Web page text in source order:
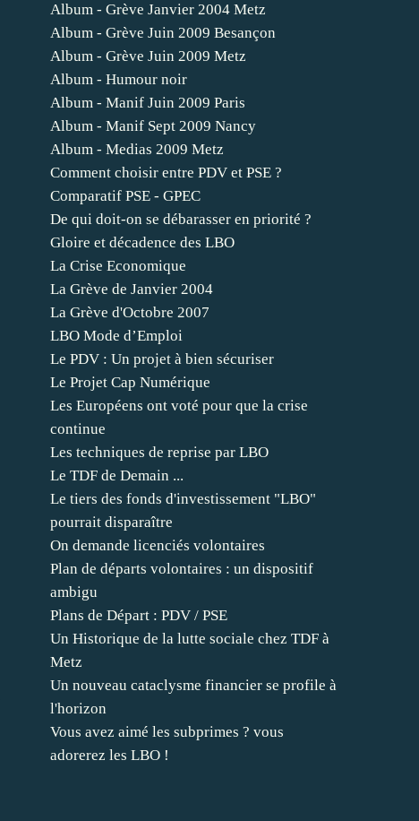
Album - Grève Janvier 2004 Metz
Album - Grève Juin 2009 Besançon
Album - Grève Juin 2009 Metz
Album - Humour noir
Album - Manif Juin 2009 Paris
Album - Manif Sept 2009 Nancy
Album - Medias 2009 Metz
Comment choisir entre PDV et PSE ?
Comparatif PSE - GPEC
De qui doit-on se débarasser en priorité ?
Gloire et décadence des LBO
La Crise Economique
La Grève de Janvier 2004
La Grève d'Octobre 2007
LBO Mode d’Emploi
Le PDV : Un projet à bien sécuriser
Le Projet Cap Numérique
Les Européens ont voté pour que la crise
continue
Les techniques de reprise par LBO
Le TDF de Demain ...
Le tiers des fonds d'investissement "LBO"
pourrait disparaître
On demande licenciés volontaires
Plan de départs volontaires : un dispositif
ambigu
Plans de Départ : PDV / PSE
Un Historique de la lutte sociale chez TDF à
Metz
Un nouveau cataclysme financier se profile à
l'horizon
Vous avez aimé les subprimes ? vous
adorerez les LBO !